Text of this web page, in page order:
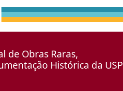
de Obras Raras,
Histórica da USP